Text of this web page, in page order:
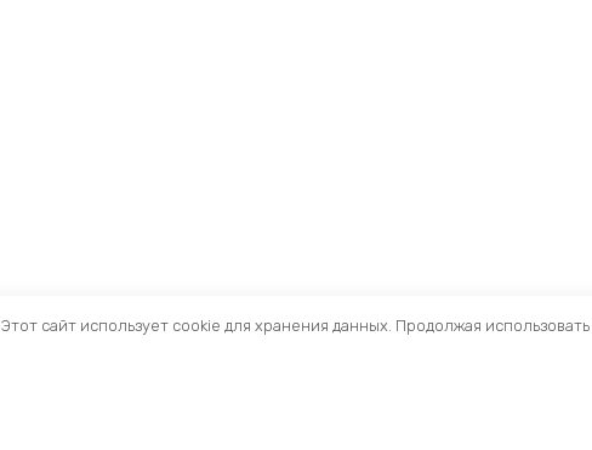
Этот сайт использует cookie для хранения данных. Продолжая